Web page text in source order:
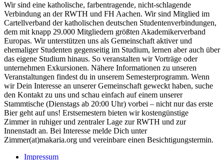
Wir sind eine katholische, farbentragende, nicht-schlagende
Verbindung an der RWTH und FH Aachen. Wir sind Mitglied im
Cartellverband der katholischen deutschen Studentenverbindungen,
dem mit knapp 29.000 Mitgliedern größten Akademikerverband
Europas. Wir unterstützen uns als Gemeinschaft aktiver und
ehemaliger Studenten gegenseitig im Studium, lernen aber auch über
das eigene Studium hinaus. So veranstalten wir Vorträge oder
unternehmen Exkursionen. Nähere Informationen zu unseren
Veranstaltungen findest du in unserem Semesterprogramm. Wenn
wir Dein Interesse an unserer Gemeinschaft geweckt haben, suche
den Kontakt zu uns und schau einfach auf einem unserer
Stammtische (Dienstags ab 20:00 Uhr) vorbei – nicht nur das erste
Bier geht auf uns! Erstsemestern bieten wir kostengünstige
Zimmer in ruhiger und zentraler Lage zur RWTH und zur
Innenstadt an. Bei Interesse melde Dich unter
Zimmer(at)makaria.org und vereinbare einen Besichtigungstermin.
Impressum